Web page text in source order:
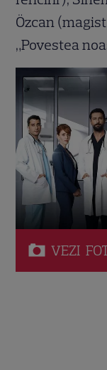
Özcan
„Povestea
VEZI